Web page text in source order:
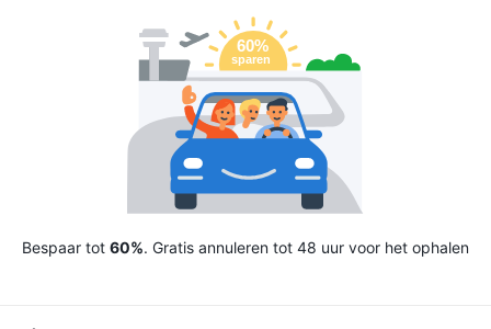
Bespaar tot 60%. Gratis annuleren tot 48 uur voor het ophalen